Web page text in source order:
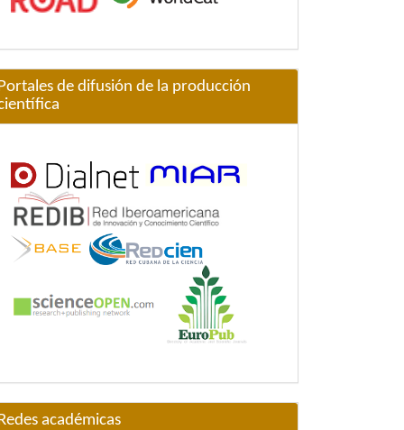
de difusión de la producción
académicas